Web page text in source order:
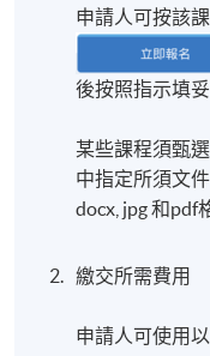
日期 / 時間
逢周六，
修業期
3月課程:
[實際上課時間將
申請人可按該
後按照指示填
某些課程須甄
中指定所須文
docx, jpg 和pdf
繳交所需費用
申請人可使用